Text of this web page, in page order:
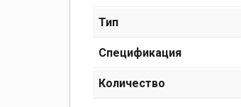
Тип
Спецификация
Количество